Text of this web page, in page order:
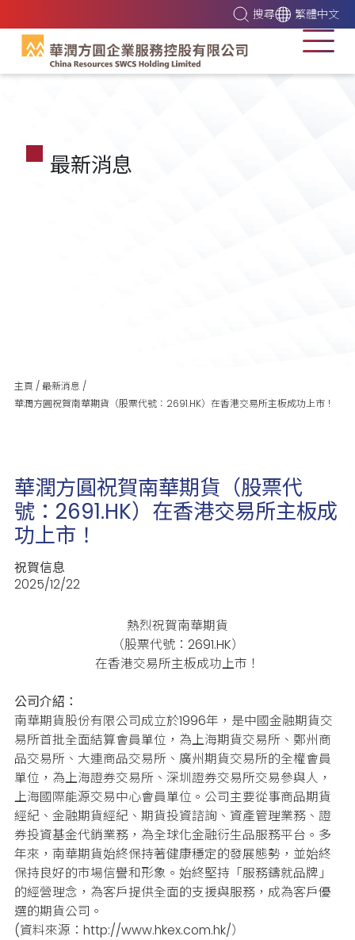
搜尋 繁體中文
最新消息
主頁 /最新消息 /
華潤方圓祝賀南華期貨（股票代號：2691.HK）在香港交易所主板成功上市！
華潤方圓祝賀南華期貨（股票代
號：2691.HK）在香港交易所主板成
功上市！
祝賀信息
2025/12/22
熱烈祝賀南華期貨
（股票代號：2691.HK）
在香港交易所主板成功上市！
公司介紹：
南華期貨股份有限公司成立於1996年，是中國金融期貨交
易所首批全面結算會員單位，為上海期貨交易所、鄭州商
品交易所、大連商品交易所、廣州期貨交易所的全權會員
單位，為上海證券交易所、深圳證券交易所交易參與人，
上海國際能源交易中心會員單位。 公司主要從事商品期貨
經紀、金融期貨經紀、期貨投資諮詢、資產管理業務、證
券投資基金代銷業務，為全球化金融衍生品服務平台。 多
年來，南華期貨始終保持著健康穩定的發展態勢，並始終
保持良好的市場信譽和形象。 始終堅持「服務鑄就品牌」
的經營理念，為客戶提供全面的支援與服務，成為客戶優
選的期貨公司。
(資料來源：http://www.hkex.com.hk/）